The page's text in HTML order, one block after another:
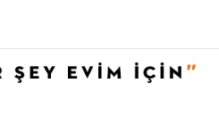
sayesinde yemeklerin daha
ve lezzetin korunmasını sağlar.